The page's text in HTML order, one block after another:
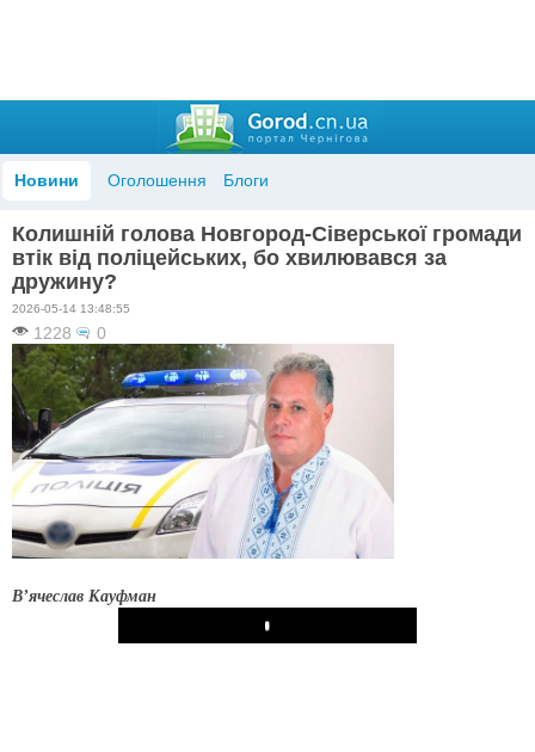
Новини Оголошення Блоги
Колишній голова Новгород-Сіверської громади
втік від поліцейських, бо хвилювався за
дружину?
2026-05-14 13:48:55
1228 0
В’ячеслав Кауфман
Play